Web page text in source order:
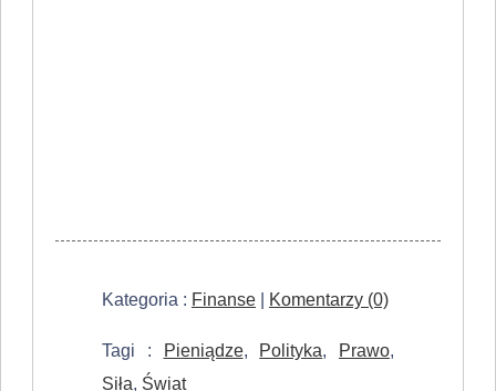
Kategoria : Finanse Komentarzy (0)
Tagi : Pieniądze, Polityka, Prawo,
Siła, Świat